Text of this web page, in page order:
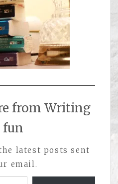
from Writing
fun
latest posts sent
email.